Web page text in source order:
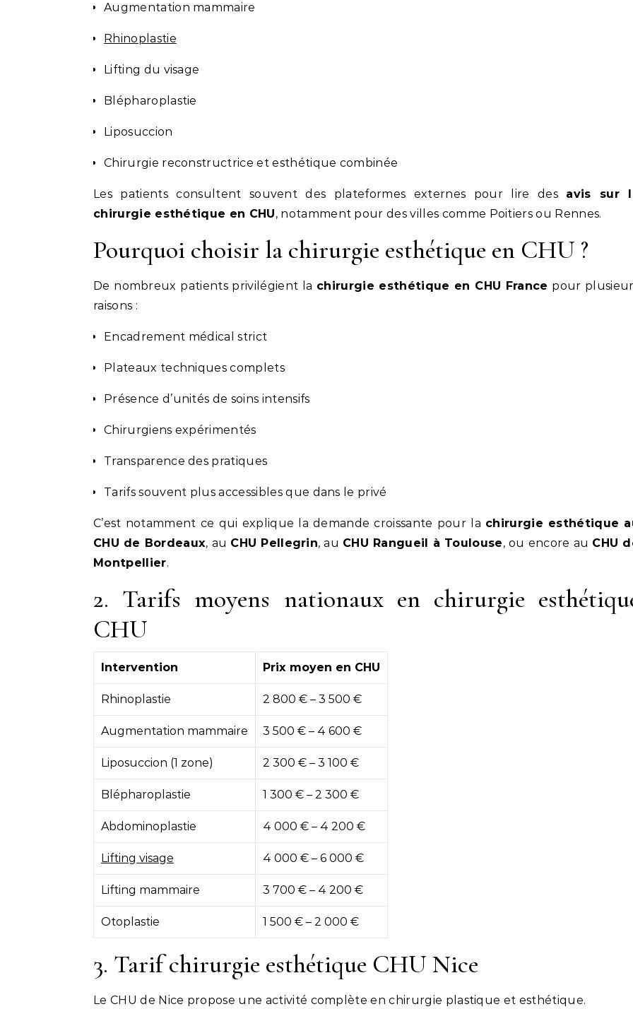
Augmentation mammaire
Rhinoplastie
Lifting du visage
Blépharoplastie
Liposuccion
Chirurgie reconstructrice et esthétique combinée
Les patients consultent souvent des plateformes externes pour lire des avis sur
chirurgie esthétique en CHU, notamment pour des villes comme Poitiers ou Rennes.
Pourquoi choisir la chirurgie esthétique en CHU ?
De nombreux patients privilégient la chirurgie esthétique en CHU France pour
raisons :
Encadrement médical strict
Plateaux techniques complets
Présence d’unités de soins intensifs
Chirurgiens expérimentés
Transparence des pratiques
Tarifs souvent plus accessibles que dans le privé
C’est notamment ce qui explique la demande croissante pour la chirurgie esthétique
CHU de Bordeaux, au CHU Pellegrin, au CHU Rangueil à Toulouse, ou encore au CHU
Montpellier.
2. Tarifs moyens nationaux en chirurgie
CHU
Intervention Prix moyen en CHU
Rhinoplastie 2 800 € – 3 500 €
Augmentation mammaire 3 500 € – 4 600 €
Liposuccion (1 zone) 2 300 € – 3 100 €
Blépharoplastie 1 300 € – 2 300 €
Abdominoplastie 4 000 € – 4 200 €
Lifting visage 4 000 € – 6 000 €
Lifting mammaire 3 700 € – 4 200 €
Otoplastie 1 500 € – 2 000 €
3. Tarif chirurgie esthétique CHU Nice
Le CHU de Nice propose une activité complète en chirurgie plastique et esthétique.